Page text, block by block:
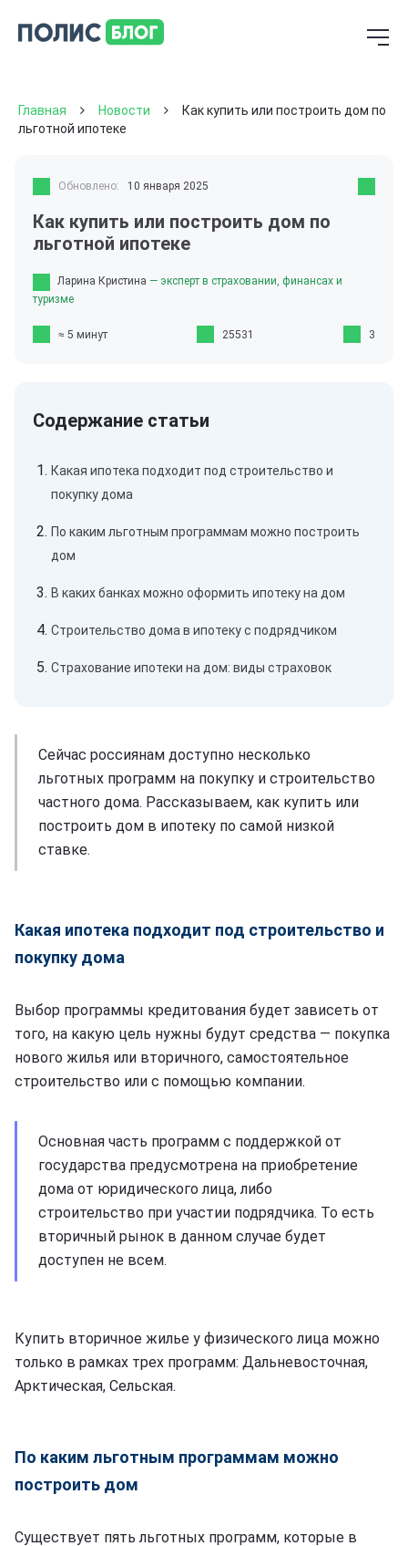
Главная Новости
Как купить или построить дом по
льготной ипотеке
Обновлено: 10 января 2025
Как купить или построить дом по
льготной ипотеке
Ларина Кристина — эксперт в страховании, финансах и
туризме
≈ 5 минут 25531 3
Какая ипотека подходит под строительство и
покупку дома
По каким льготным программам можно построить
дом
В каких банках можно оформить ипотеку на дом
Строительство дома в ипотеку с подрядчиком
Страхование ипотеки на дом: виды страховок
Сейчас россиянам доступно несколько
льготных программ на покупку и строительство
частного дома. Рассказываем, как купить или
построить дом в ипотеку по самой низкой
ставке.
Какая ипотека подходит под строительство и
покупку дома
Выбор программы кредитования будет зависеть от
того, на какую цель нужны будут средства — покупка
нового жилья или вторичного, самостоятельное
строительство или с помощью компании.
Основная часть программ с поддержкой от
государства предусмотрена на приобретение
дома от юридического лица, либо
строительство при участии подрядчика. То есть
вторичный рынок в данном случае будет
доступен не всем.
Купить вторичное жилье у физического лица можно
только в рамках трех программ: Дальневосточная,
Арктическая, Сельская.
По каким льготным программам можно
построить дом
Существует пять льготных программ, которые в